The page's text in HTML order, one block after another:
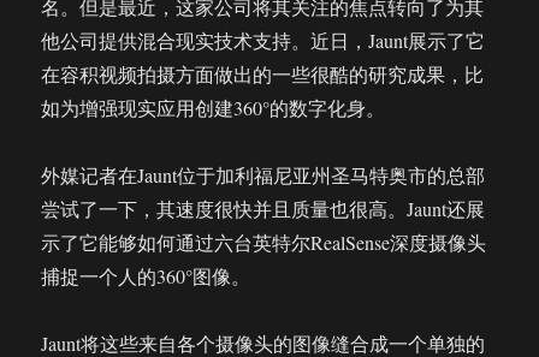
名。但是最近，这家公司将其关注的焦点转向了为其
他公司提供混合现实技术支持。近日，Jaunt展示了它
在容积视频拍摄方面做出的一些很酷的研究成果，比
如为增强现实应用创建360°的数字化身。
外媒记者在Jaunt位于加利福尼亚州圣马特奥市的总部
尝试了一下，其速度很快并且质量也很高。Jaunt还展
示了它能够如何通过六台英特尔RealSense深度摄像头
捕捉一个人的360°图像。
Jaunt将这些来自各个摄像头的图像缝合成一个单独的